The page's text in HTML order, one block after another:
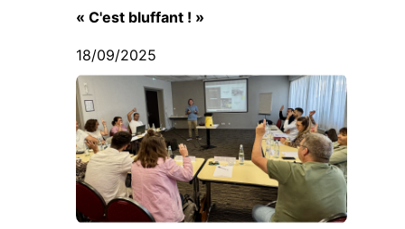
« C'est bluffant ! »
18/09/2025